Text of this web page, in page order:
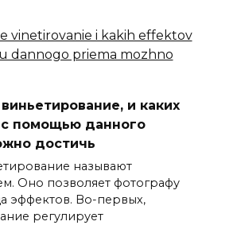
и каких
помощью данного
достичь
называют
Оно позволяет фотографу
эффектов. Во-первых,
регулирует